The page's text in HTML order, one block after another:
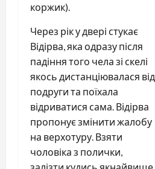
коржик).
Через рік у двері стукає
Відірва, яка одразу після
падіння того чела зі скелі
якось дистанціювалася від
подруги та поїхала
відриватися сама. Відірва
пропонує змінити жалобу
на верхотуру. Взяти
чоловіка з полички,
залізти кудись якнайвище